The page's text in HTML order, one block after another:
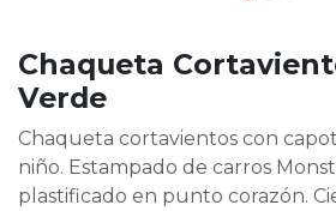
Chaqueta
Verde
Chaqueta cortavientos con
niño. Estampado de carros
plastificado en punto corazón.